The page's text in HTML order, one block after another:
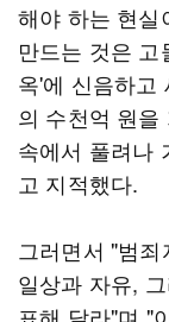
해야 하는 현실
만드는 것은 고
옥'에 신음하고
의 수천억 원
속에서 풀려나
고 지적했다.
그러면서 "범
일상과 자유,